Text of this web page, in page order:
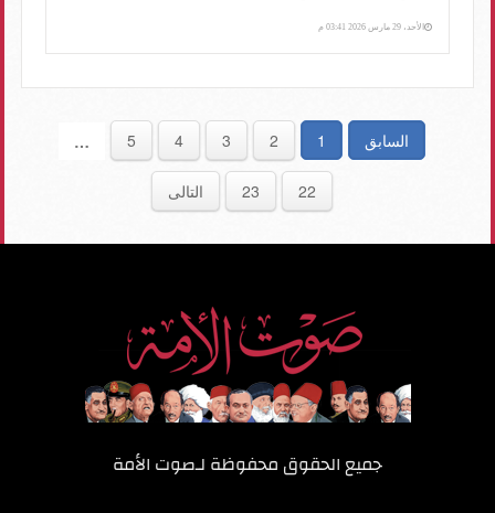
الأحد، 29 مارس 2026 03:41 م
السابق 1
2
3
4
5
…
22
23 التالى
جميع الحقوق محفوظة لـصوت الأمة